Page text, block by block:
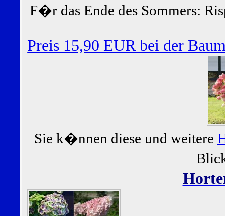
F�r das Ende des Sommers:
Preis 15,90 EUR bei der
Sie k�nnen diese und weitere